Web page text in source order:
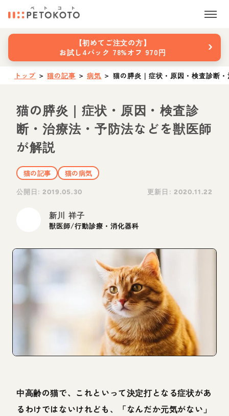
【初めてご注文の方】
お試し4パック 78%オフ 970円
›
トップ ＞ 猫の記事 ＞ 病気 ＞ 猫の膵炎｜症状・原因・検査診断
猫の膵炎｜症状・原因・検査診
断・治療法・予防法などを獣医師
が解説
猫の記事
猫の病気
公開日:2019.05.30 更新日: 2020.11.22
新川 祥子
獣医師/行動診療・消化器科
中高齢の猫で、これといって決定打となる症状があ
るわけではないけれども、「なんだか元気がない」